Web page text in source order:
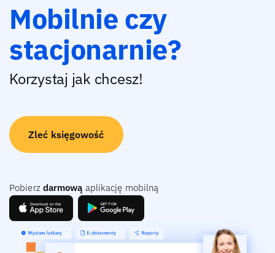
Mobilnie czy
stacjonarnie?
Korzystaj jak chcesz!
Zleć księgowość
Pobierz darmową aplikację mobilną